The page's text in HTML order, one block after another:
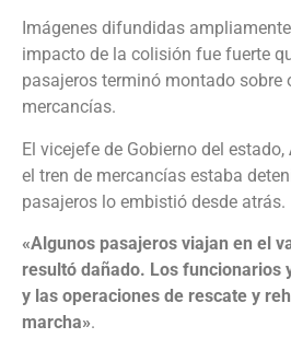
Imágenes difundidas
impacto de la colisión fue fuerte
pasajeros terminó montado sobre
mercancías.
El vicejefe de Gobierno del estado,
el tren de mercancías estaba
pasajeros lo embistió desde atrás.
«Algunos pasajeros viajan en el
resultó dañado. Los funcionarios
y las operaciones de rescate y
marcha».